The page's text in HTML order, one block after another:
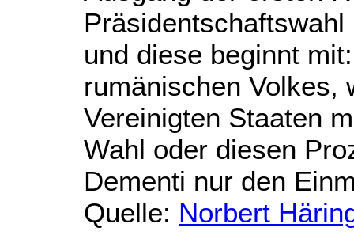
und diese beginnt
rumänischen Volkes,
Vereinigten Staaten
Wahl oder diesen
Dementi nur den
Quelle: Norbert